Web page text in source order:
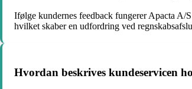
Ifølge kundernes feedback fungerer Apacta A/
hvilket skaber en udfordring ved
Hvordan beskrives kundeservicen